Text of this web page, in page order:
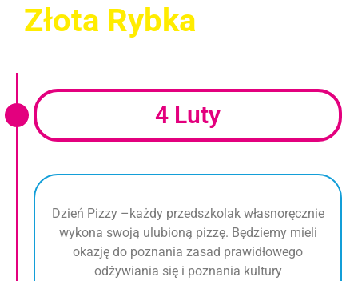
Złota Rybka
Dzień Pizzy –każdy przedszkolak własnoręcznie
wykona swoją ulubioną pizzę. Będziemy mieli
okazję do poznania zasad prawidłowego
odżywiania się i poznania kultury
4 Luty